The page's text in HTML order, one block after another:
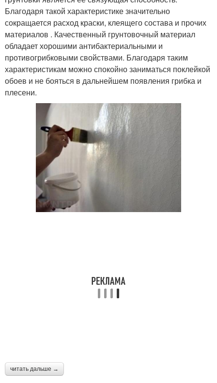
Благодаря такой характеристике значительно
сокращается расход краски, клеящего состава и прочих
материалов . Качественный грунтовочный материал
обладает хорошими антибактериальными и
противогрибковыми свойствами. Благодаря таким
характеристикам можно спокойно заниматься поклейкой
обоев и не бояться в дальнейшем появления грибка и
плесени.
читать дальше →